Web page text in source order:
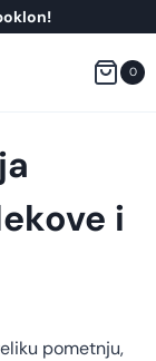
0
i
pometnju,